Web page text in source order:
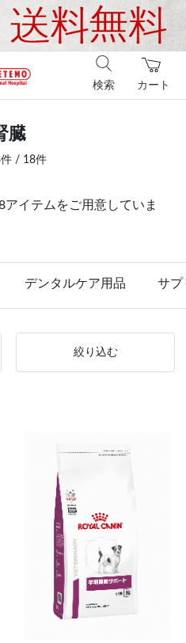
カート
検索
臓
/ 18件
イテムをご用意していま
デンタルケア用品 サプ
絞り込む